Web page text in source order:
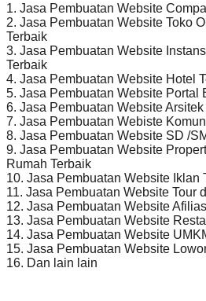
1. Jasa Pembuatan Website
2. Jasa Pembuatan Website Toko
Terbaik
3. Jasa Pembuatan Website
Terbaik
4. Jasa Pembuatan Website Hotel
5. Jasa Pembuatan Website Portal
6. Jasa Pembuatan Website
7. Jasa Pembuatan Webiste
8. Jasa Pembuatan Website SD /
9. Jasa Pembuatan Website
Rumah Terbaik
10. Jasa Pembuatan Website Iklan
11. Jasa Pembuatan Website Tour
12. Jasa Pembuatan Website
13. Jasa Pembuatan Website
14. Jasa Pembuatan Website
15. Jasa Pembuatan Website
16. Dan lain lain